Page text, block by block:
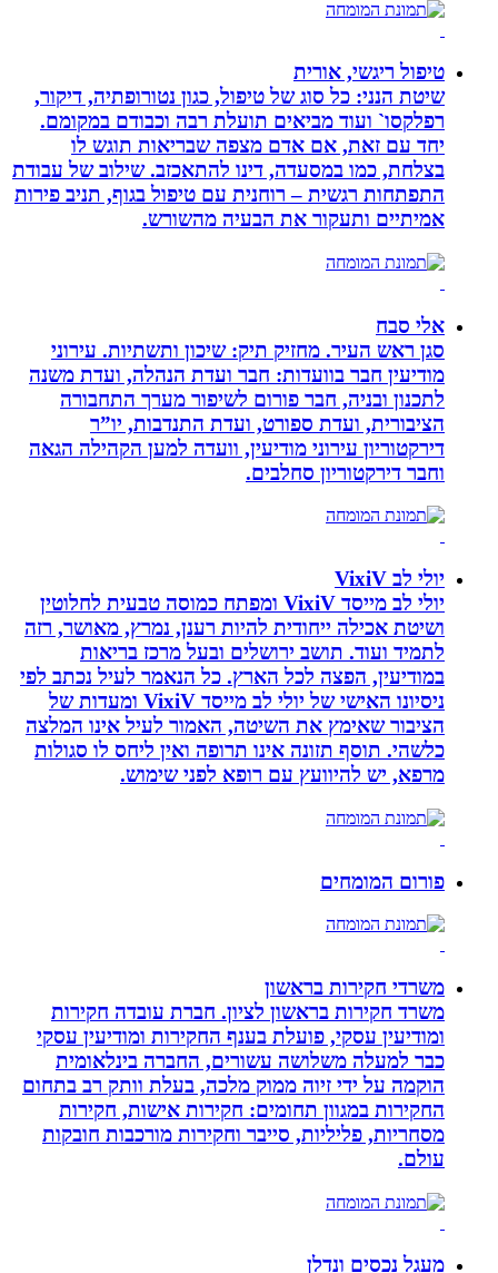
טיפול ריגשי, אורית
שיטת הנני: כל סוג של טיפול, כגון נטורופתיה, דיקור,
רפלקסו` ועוד מביאים תועלת רבה וכבודם במקומם.
יחד עם זאת, אם אדם מצפה שבריאות תוגש לו
בצלחת, כמו במסעדה, דינו להתאכזב. שילוב של עבודת
התפתחות רגשית – רוחנית עם טיפול בגוף, תניב פירות
אמיתיים ותעקור את הבעיה מהשורש.
אלי סבח
סגן ראש העיר. מחזיק תיק: שיכון ותשתיות. עירוני
מודיעין חבר בוועדות: חבר ועדת הנהלה, ועדת משנה
לתכנון ובניה, חבר פורום לשיפור מערך התחבורה
הציבורית, ועדת ספורט, ועדת התנדבות, יו”ר
דירקטוריון עירוני מודיעין, וועדה למען הקהילה הגאה
וחבר דירקטוריון סחלבים.
יולי לב VixiV
יולי לב מייסד VixiV ומפתח כמוסה טבעית לחלוטין
ושיטת אכילה ייחודית להיות רענן, נמרץ, מאושר, רזה
לתמיד ועוד. תושב ירושלים ובעל מרכז בריאות
במודיעין, הפצה לכל הארץ. כל הנאמר לעיל נכתב לפי
ניסיונו האישי של יולי לב מייסד VixiV ומעדות של
הציבור שאימץ את השיטה, האמור לעיל אינו המלצה
כלשהי. תוסף תזונה אינו תרופה ואין ליחס לו סגולות
מרפא, יש להיוועץ עם רופא לפני שימוש.
פורום המומחים
משרדי חקירות בראשון
משרד חקירות בראשון לציון. חברת עובדה חקירות
ומודיעין עסקי, פועלת בענף החקירות ומודיעין עסקי
כבר למעלה משלושה עשורים, החברה בינלאומית
הוקמה על ידי זיוה ממוק מלכה, בעלת וותק רב בתחום
החקירות במגוון תחומים: חקירות אישות, חקירות
מסחריות, פליליות, סייבר וחקירות מורכבות חובקות
עולם.
מעגל נכסים ונדלן